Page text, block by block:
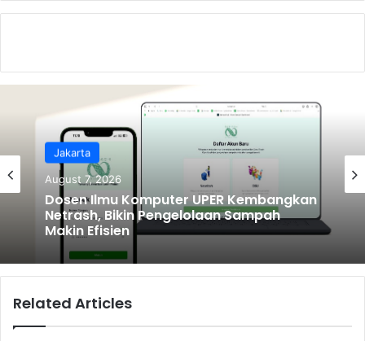
o
k
Jakarta
August 7, 2026
Dosen Ilmu Komputer UPER Kembangkan
Netrash, Bikin Pengelolaan Sampah
Makin Efisien
Related Articles